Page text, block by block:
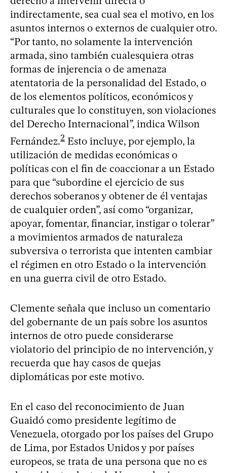
indirectamente, sea cual sea el motivo, en los
asuntos internos o externos de cualquier otro.
“Por tanto, no solamente la intervención
armada, sino también cualesquiera otras
formas de injerencia o de amenaza
atentatoria de la personalidad del Estado, o
de los elementos políticos, económicos y
culturales que lo constituyen, son violaciones
del Derecho Internacional”, indica Wilson
Fernández.2 Esto incluye, por ejemplo, la
utilización de medidas económicas o
políticas con el fin de coaccionar a un Estado
para que “subordine el ejercicio de sus
derechos soberanos y obtener de él ventajas
de cualquier orden”, así como “organizar,
apoyar, fomentar, financiar, instigar o tolerar”
a movimientos armados de naturaleza
subversiva o terrorista que intenten cambiar
el régimen en otro Estado o la intervención
en una guerra civil de otro Estado.
Clemente señala que incluso un comentario
del gobernante de un país sobre los asuntos
internos de otro puede considerarse
violatorio del principio de no intervención, y
recuerda que hay casos de quejas
diplomáticas por este motivo.
En el caso del reconocimiento de Juan
Guaidó como presidente legítimo de
Venezuela, otorgado por los países del Grupo
de Lima, por Estados Unidos y por países
europeos, se trata de una persona que no es